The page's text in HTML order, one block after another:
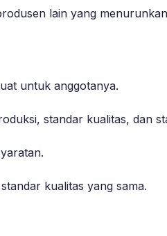
lain yang
untuk anggotanya.
standar kualitas, dan
kualitas yang sama.